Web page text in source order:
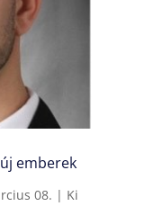
emberek
08. | Ki